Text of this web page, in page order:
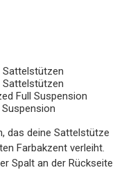
Sattelstützen
Sattelstützen
Full Suspension
das deine Sattelstütze
Farbakzent verleiht.
Spalt an der Rückseite